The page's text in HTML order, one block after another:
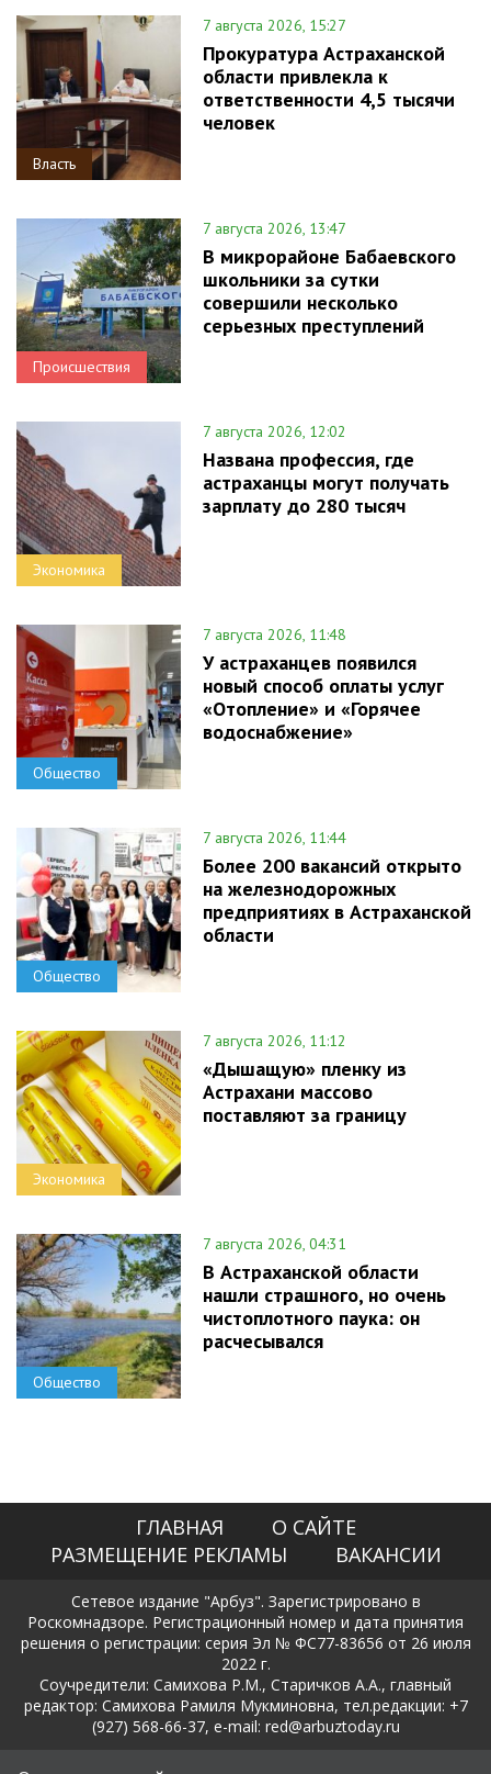
Власть
7 августа 2026, 15:27
Прокуратура Астраханской
области привлекла к
ответственности 4,5 тысячи
человек
Происшествия
7 августа 2026, 13:47
В микрорайоне Бабаевского
школьники за сутки
совершили несколько
серьезных преступлений
Экономика
7 августа 2026, 12:02
Названа профессия, где
астраханцы могут получать
зарплату до 280 тысяч
Общество
7 августа 2026, 11:48
У астраханцев появился
новый способ оплаты услуг
«Отопление» и «Горячее
водоснабжение»
Общество
7 августа 2026, 11:44
Более 200 вакансий открыто
на железнодорожных
предприятиях в Астраханской
области
Экономика
7 августа 2026, 11:12
«Дышащую» пленку из
Астрахани массово
поставляют за границу
Общество
7 августа 2026, 04:31
В Астраханской области
нашли страшного, но очень
чистоплотного паука: он
расчесывался
ГЛАВНАЯ
О САЙТЕ
РАЗМЕЩЕНИЕ РЕКЛАМЫ
ВАКАНСИИ
Сетевое издание "Арбуз". Зарегистрировано в
Роскомнадзоре. Регистрационный номер и дата принятия
решения о регистрации: серия Эл № ФС77-83656 от 26 июля
2022 г.
Соучредители: Самихова Р.М., Старичков А.А., главный
редактор: Самихова Рамиля Мукминовна, тел.редакции: +7
(927) 568-66-37, e-mail: red@arbuztoday.ru
Политика в отношении обработки и защиты персональных